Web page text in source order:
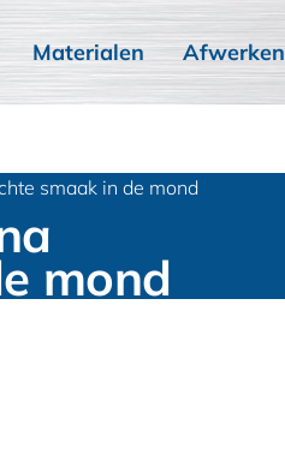
Materialen Afwerken
smaak in de mond
mond